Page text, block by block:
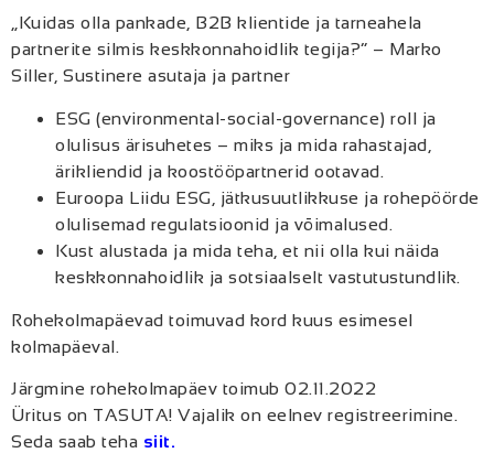
„Kuidas olla pankade, B2B klientide ja tarneahela
partnerite silmis keskkonnahoidlik tegija?“ – Marko
Siller, Sustinere asutaja ja partner
ESG (environmental-social-governance) roll ja
olulisus ärisuhetes – miks ja mida rahastajad,
ärikliendid ja koostööpartnerid ootavad.
Euroopa Liidu ESG, jätkusuutlikkuse ja rohepöörde
olulisemad regulatsioonid ja võimalused.
Kust alustada ja mida teha, et nii olla kui näida
keskkonnahoidlik ja sotsiaalselt vastutustundlik.
Rohekolmapäevad toimuvad kord kuus esimesel
kolmapäeval.
Järgmine rohekolmapäev toimub 02.11.2022
Üritus on TASUTA! Vajalik on eelnev registreerimine.
Seda saab teha siit.